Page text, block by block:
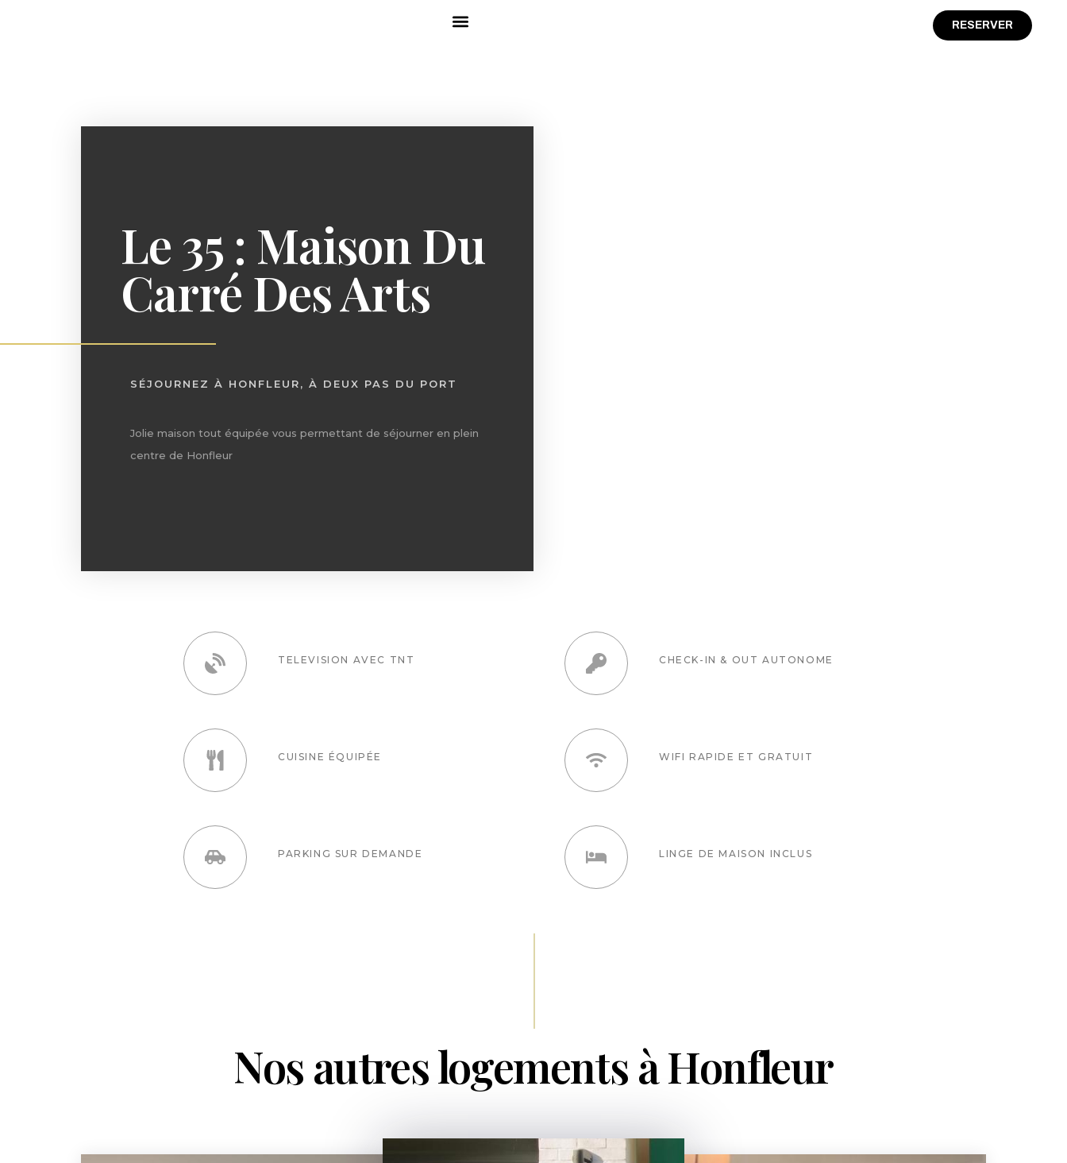
RESERVER
Le 35 : Maison Du
Carré Des Arts
SÉJOURNEZ À HONFLEUR, À DEUX PAS DU PORT
Jolie maison tout équipée vous permettant de séjourner en plein
centre de Honfleur
TELEVISION AVEC TNT
CUISINE ÉQUIPÉE
PARKING SUR DEMANDE
CHECK-IN & OUT AUTONOME
WIFI RAPIDE ET GRATUIT
LINGE DE MAISON INCLUS
Nos autres logements à Honfleur